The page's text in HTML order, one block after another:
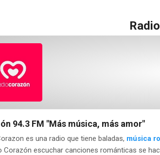
94.3 FM "Más música, más amor"
es una radio que tiene baladas, música
Corazón escuchar canciones románticas se